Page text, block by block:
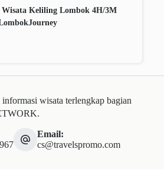
Wisata Keliling Lombok 4H/3M
wisata terlengkap bagian
Email:
cs@travelspromo.com